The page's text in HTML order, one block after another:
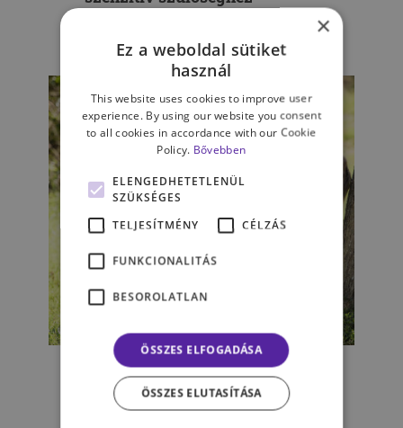
KÁROLY FRUZSINA
GYERMEKPSZICHOLÓGIA
Az édesanya mint a gyermek
érzelmeinek tükre
×
Ez a weboldal sütiket
használ
This website uses cookies to improve user
experience. By using our website you consent
to all cookies in accordance with our Cookie
Policy. Bővebben
ELENGEDHETETLENÜL
SZÜKSÉGES
TELJESÍTMÉNY
CÉLZÁS
FUNKCIONALITÁS
BESOROLATLAN
ÖSSZES ELFOGADÁSA
ÖSSZES ELUTASÍTÁSA